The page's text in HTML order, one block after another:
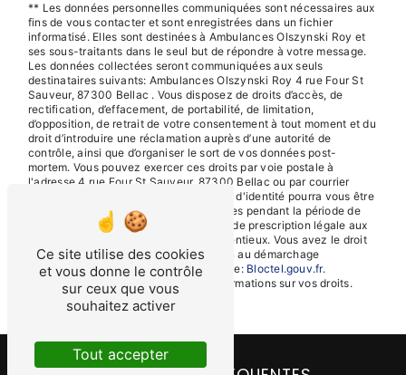
** Les données personnelles communiquées sont nécessaires aux
fins de vous contacter et sont enregistrées dans un fichier
informatisé. Elles sont destinées à Ambulances Olszynski Roy et
ses sous-traitants dans le seul but de répondre à votre message.
Les données collectées seront communiquées aux seuls
destinataires suivants: Ambulances Olszynski Roy 4 rue Four St
Sauveur, 87300 Bellac . Vous disposez de droits d’accès, de
rectification, d’effacement, de portabilité, de limitation,
d’opposition, de retrait de votre consentement à tout moment et du
droit d’introduire une réclamation auprès d’une autorité de
contrôle, ainsi que d’organiser le sort de vos données post-
mortem. Vous pouvez exercer ces droits par voie postale à
l'adresse 4 rue Four St Sauveur, 87300 Bellac ou par courrier
électronique à l'adresse . Un justificatif d'identité pourra vous être
demandé. Nous conservons vos données pendant la période de
prise de contact puis pendant la durée de prescription légale aux
fins probatoires et de gestion des contentieux. Vous avez le droit
de vous inscrire sur la liste d'opposition au démarchage
téléphonique, disponible à cette adresse: Bloctel.gouv.fr.
Consultez le site cnil.fr pour plus d’informations sur vos droits.
Ce site utilise des cookies
et vous donne le contrôle
sur ceux que vous
souhaitez activer
Tout accepter